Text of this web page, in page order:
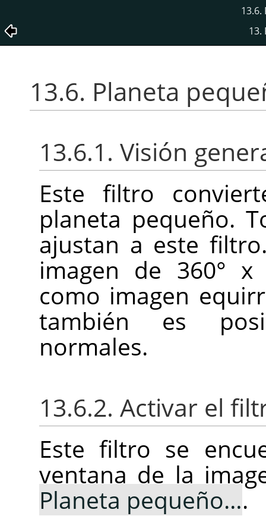
13.
13.6. Planeta
13.6.1. Visión
Este filtro
planeta pequeño.
ajustan a este
imagen de 360° x
como imagen
también es
normales.
13.6.2. Activar el
Este filtro se
ventana de la
Planeta pequeño….